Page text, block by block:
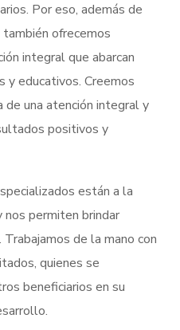
Por eso, además de
ofrecemos
integral que abarcan
y educativos. Creemos
una atención integral y
positivos y
están a la
nos permiten brindar
de la mano con
quienes se
beneficiarios en su